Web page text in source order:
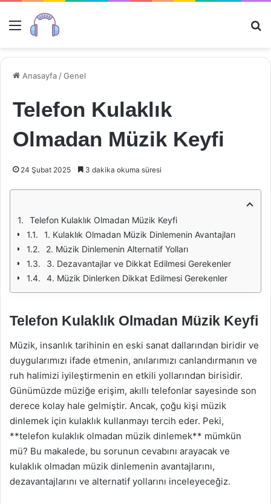
Menü
Anasayfa /Genel
Telefon Kulaklık
Olmadan Müzik Keyfi
24 Şubat 2025 3 dakika okuma süresi
Telefon Kulaklık Olmadan Müzik Keyfi
1. Kulaklık Olmadan Müzik Dinlemenin Avantajları
2. Müzik Dinlemenin Alternatif Yolları
3. Dezavantajlar ve Dikkat Edilmesi Gerekenler
4. Müzik Dinlerken Dikkat Edilmesi Gerekenler
Telefon Kulaklık Olmadan Müzik Keyfi
Müzik, insanlık tarihinin en eski sanat dallarından biridir ve
duygularımızı ifade etmenin, anılarımızı canlandırmanın ve
ruh halimizi iyileştirmenin en etkili yollarından birisidir.
Günümüzde müziğe erişim, akıllı telefonlar sayesinde son
derece kolay hale gelmiştir. Ancak, çoğu kişi müzik
dinlemek için kulaklık kullanmayı tercih eder. Peki,
**telefon kulaklık olmadan müzik dinlemek** mümkün
mü? Bu makalede, bu sorunun cevabını arayacak ve
kulaklık olmadan müzik dinlemenin avantajlarını,
dezavantajlarını ve alternatif yollarını inceleyeceğiz.